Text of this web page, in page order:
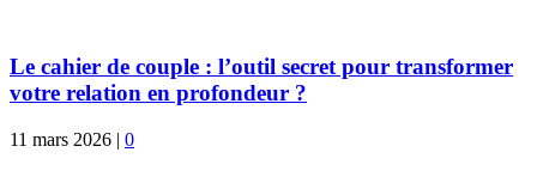
Le cahier de couple : l’outil secret pour transformer
votre relation en profondeur ?
11 mars 2026 | 0